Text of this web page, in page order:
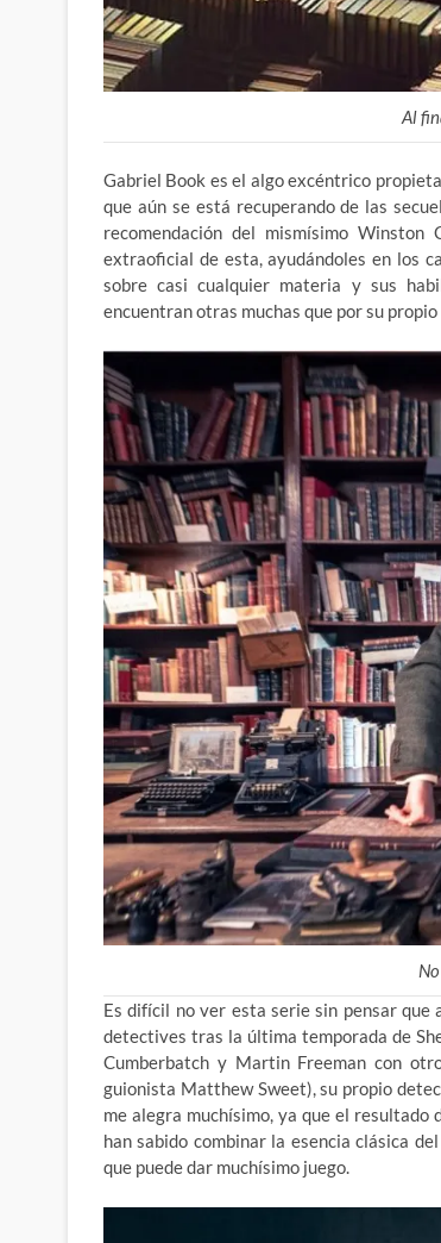
Al
Gabriel Book es el algo excéntrico
que aún se está recuperando de las
recomendación del mismísimo
extraoficial de esta, ayudándoles en los
sobre casi cualquier materia y sus
encuentran otras muchas que por su
Es difícil no ver esta serie sin pensar
detectives tras la última temporada de
Cumberbatch y Martin Freeman con
guionista Matthew Sweet), su propio
me alegra muchísimo, ya que el
han sabido combinar la esencia clásica
que puede dar muchísimo juego.